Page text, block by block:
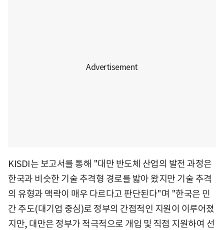
KISDI는 보고서를 통해 "대만 반도체 산업의 발전 과정은
한국과 비슷한 기술 추격형 경로를 밟아 왔지만 기술 추격
의 유형과 맥락이 매우 다르다고 판단된다"며 "한국은 민
간 주도(대기업 중심)로 정부의 간접적인 지원이 이루어졌
지만, 대만은 정부가 적극적으로 개입 및 직접 지원하여 선